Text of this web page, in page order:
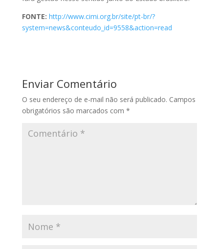
FONTE: http://www.cimi.org.br/site/pt-br/?
system=news&conteudo_id=9558&action=read
Enviar Comentário
O seu endereço de e-mail não será publicado. Campos
obrigatórios são marcados com *